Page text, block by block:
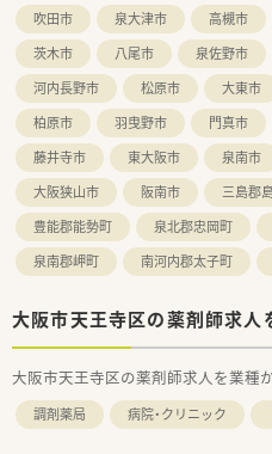
吹田市
泉大津市 高槻市
茨木市
八尾市 泉佐野市
河内長野市
松原市 大東市
柏原市
羽曳野市 門真市
藤井寺市
東大阪市 泉南市
大阪狭山市
阪南市 三島郡
豊能郡能勢町
泉北郡忠岡町
泉南郡岬町
南河内郡太子町
大阪市天王寺区の薬剤師求人
大阪市天王寺区の薬剤師求人を業種
調剤薬局 病院・クリニック